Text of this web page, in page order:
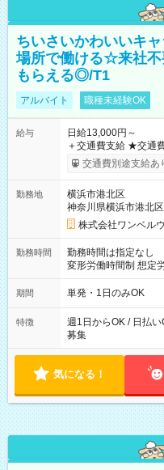
ちいさいかわいいキ
場所で働ける☆来社
もらえる◎/T1
アルバイト 職種未経験OK
給与
日給13,000円～
＋交通費支給 ★交通費全額支給！ ┗案件により規定あり ★日払
いOK！（規定あり
ンビニATMから 日払い分を
交通費別途支給あ
勤務地
横浜市港北区
神奈川県横浜市港北
株式会社ワンベル
勤務時間
勤務時間は指定なし
変形労働時間制 想定労働時間160
～21：00
期間 単発・1日のみOK
特徴
週1日からOK / 日払
募集
気になる！